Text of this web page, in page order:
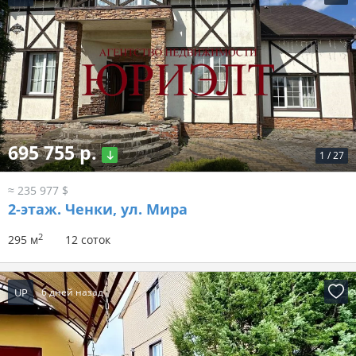
1 /27
695 755 р.
≈ 235 977 $
2-этаж. Ченки, ул. Мира
295 м2 12 соток
UP 6 дней назад